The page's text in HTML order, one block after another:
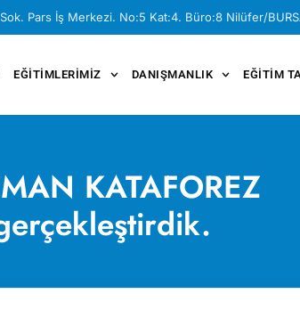
Pars İş Merkezi. No:5 Kat:4. Büro:8 Nilüfer/
EĞITIMLERIMIZ DANIŞMANLIK EĞITIM
KATAFOREZ